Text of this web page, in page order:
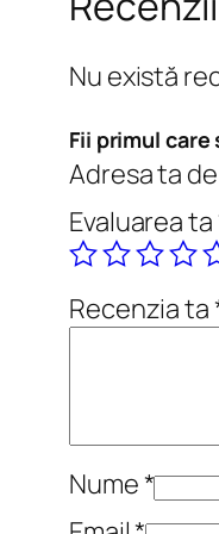
Nu există
Fii primul
Adresa ta
Evaluarea ta
Recenzia ta
Nume*